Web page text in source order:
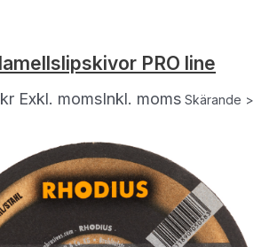
PRO line
kr Exkl. momsInkl. moms Skärande >